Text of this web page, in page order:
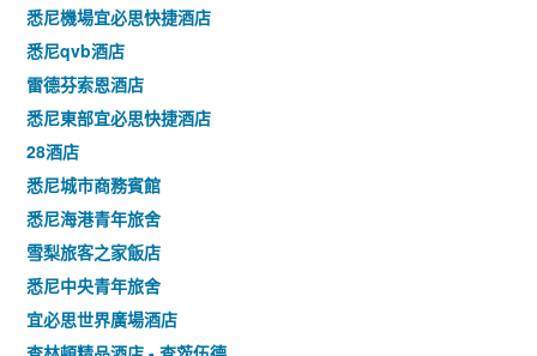
悉尼機場宜必思快捷酒店
悉尼qvb酒店
雷德芬索恩酒店
悉尼東部宜必思快捷酒店
28酒店
悉尼城市商務賓館
悉尼海港青年旅舍
雪梨旅客之家飯店
悉尼中央青年旅舍
宜必思世界廣場酒店